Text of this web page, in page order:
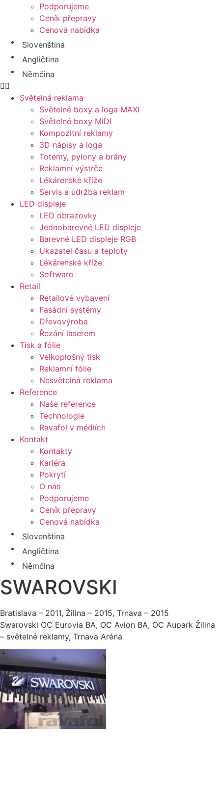
Podporujeme
Ceník přepravy
Cenová nabídka
Slovenština
Angličtina
Němčina
Světelná reklama
Světelné boxy a loga MAXI
Světelné boxy MIDI
Kompozitní reklamy
3D nápisy a loga
Totemy, pylony a brány
Reklamní výstrče
Lékárenské kříže
Servis a údržba reklam
LED displeje
LED obrazovky
Jednobarevné LED displeje
Barevné LED displeje RGB
Ukazatel času a teploty
Lékárenské kříže
Software
Retail
Retailové vybavení
Fasádní systémy
Dřevovýroba
Řezání laserem
Tisk a fólie
Velkoplošný tisk
Reklamní fólie
Nesvětelná reklama
Reference
Naše reference
Technologie
Ravafol v médiích
Kontakt
Kontakty
Kariéra
Pokrytí
O nás
Podporujeme
Ceník přepravy
Cenová nabídka
Slovenština
Angličtina
Němčina
SWAROVSKI
Bratislava – 2011, Žilina – 2015, Trnava – 2015
Swarovski OC Eurovia BA, OC Avion BA, OC Aupark Žilina
– světelné reklamy, Trnava Aréna